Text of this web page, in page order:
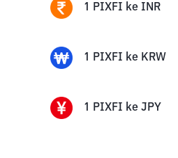
1 PIXFI ke INR
1 PIXFI ke KRW
1 PIXFI ke JPY